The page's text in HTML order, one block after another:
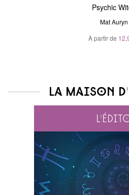
Psychic
Mat Auryn
À partir de
La maison